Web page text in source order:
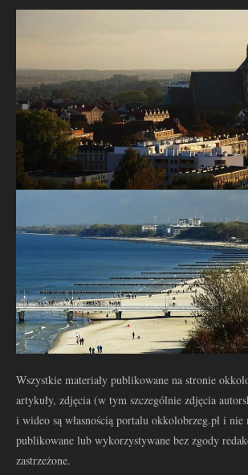
Wszystkie materiały publikowane na stronie
artykuły, zdjęcia (w tym szczególnie zdjęcia
i wideo są własnością portalu okkolobrzeg.pl i nie
publikowane lub wykorzystywane bez zgody
zastrzeżone.